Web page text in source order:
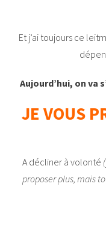
Et j’ai toujours ce
Aujourd’hui, on va
JE VOUS
A décliner à volonté
proposer plus, mais